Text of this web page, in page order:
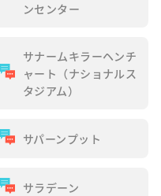
ンセンター
サナームキラーヘンチ
ャート（ナショナルス
タジアム）
サパーンプット
サラデーン